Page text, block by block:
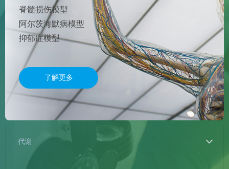
脊髓损伤模型
阿尔茨海默病模型
抑郁症模型
了解更多
代谢